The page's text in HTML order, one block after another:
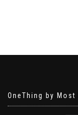
OneThing by